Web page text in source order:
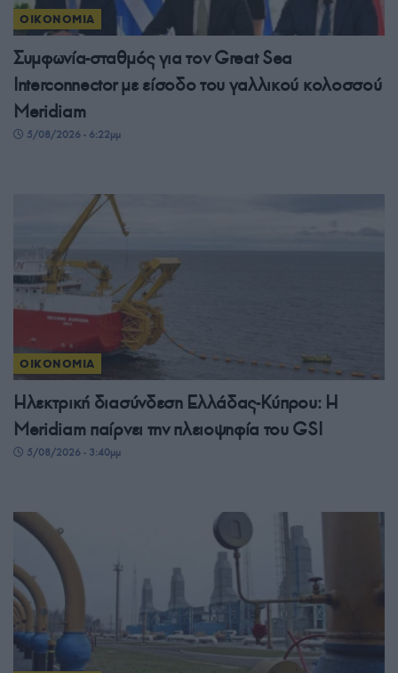
ΟΙΚΟΝΟΜΙΑ
Συμφωνία-σταθμός για τον Great Sea
Interconnector με είσοδο του γαλλικού κολοσσού
Meridiam
5/08/2026 - 6:22μμ
ΟΙΚΟΝΟΜΙΑ
Ηλεκτρική διασύνδεση Ελλάδας-Κύπρου: Η
Meridiam παίρνει την πλειοψηφία του GSI
5/08/2026 - 3:40μμ